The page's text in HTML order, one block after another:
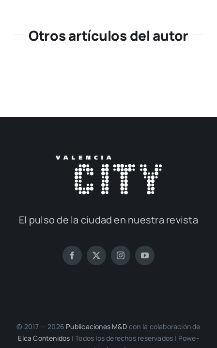
Otros artículos del autor
El pul­so de la ciu­dad en nues­tra revis­ta
© 2017 — 2026 Publi­ca­cio­nes M&D con la cola­bo­ra­ción de
Elca Con­te­ni­dos | Todos los dere­chos reser­va­dos | Powe­